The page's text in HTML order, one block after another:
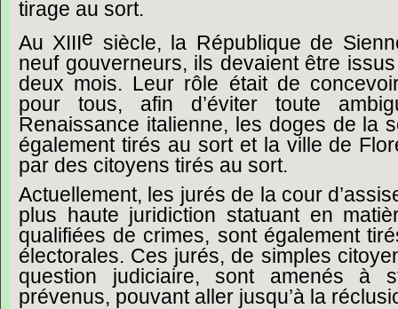
tirage au sort.
Au XIIIe siècle, la République de
neuf gouverneurs, ils devaient être issus
deux mois. Leur rôle était de
pour
tous, afin d’éviter toute
Renaissance italienne, les doges de la
également tirés au sort et la ville de
par des citoyens tirés au sort.
Actuellement, les jurés de la cour
plus haute juridiction statuant en
qualifiées de crimes, sont également
électorales. Ces jurés, de simples
question
judiciaire, sont amenés à
prévenus, pouvant aller jusqu’à la